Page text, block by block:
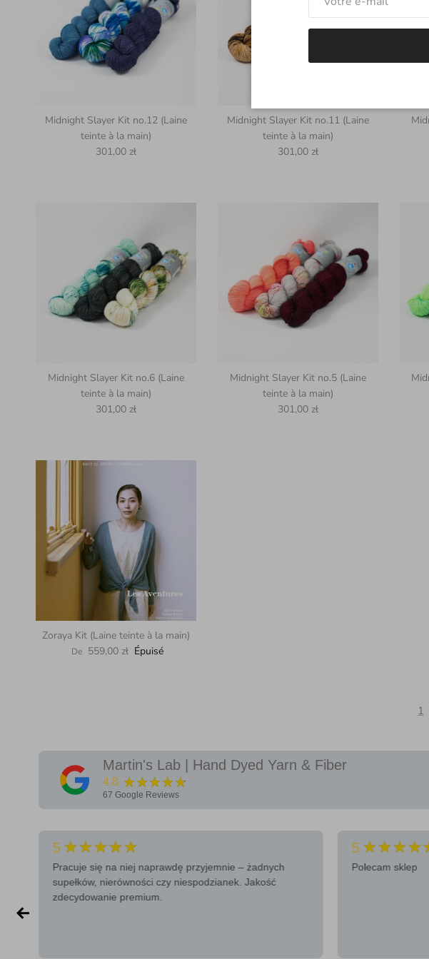
Midnight Slayer Kit no.12 (Laine
teinte à la main)
Prix habituel
301,00 zł
Midnight Slayer Kit no.11 (Laine
teinte à la main)
Prix habituel
301,00 zł
Midnight Slayer Kit no.6 (Laine
teinte à la main)
Prix habituel
301,00 zł
Midnight Slayer Kit no.5 (Laine
teinte à la main)
Prix habituel
301,00 zł
Zoraya Kit (Laine teinte à la main)
Prix habituel
De 559,00 zł Épuisé
1
Martin's Lab | Hand Dyed Yarn & Fiber
4.8 ★★★★★
67 Google Reviews
5 ★★★★★
Pracuje się na niej naprawdę przyjemnie – żadnych
supełków, nierówności czy niespodzianek. Jakość
zdecydowanie premium.
5
Polecam sklep